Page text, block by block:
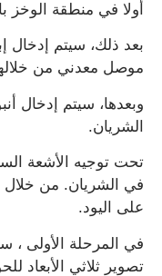
أولا في منطقة الوخز
بعد ذلك، سيتم إدخال
موصل معدني من
وبعدها، سيتم إدخال
الشريان.
تحت توجيه الأشعة
في الشريان. من خلال
على اليود.
في المرحلة الأولى ،
تصوير ثلاثي